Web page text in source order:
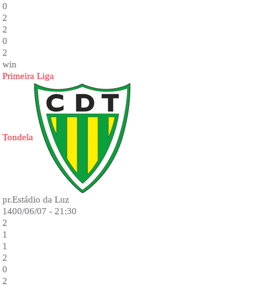
0
2
2
0
2
win
Primeira Liga
Tondela
pr.Estádio da Luz
1400/06/07 - 21:30
2
1
1
2
0
2